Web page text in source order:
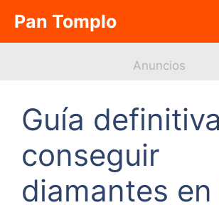
contenido
Pan Tomplo
Anuncios
Guía
conseguir
diamantes en